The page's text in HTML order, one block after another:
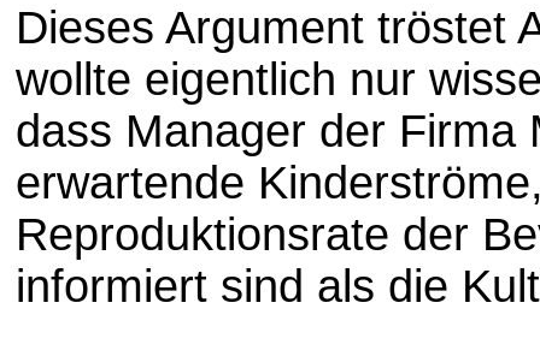
Dieses Argument tröstet
wollte eigentlich nur
dass Manager der Firma
erwartende
Reproduktionsrate der
informiert sind als die